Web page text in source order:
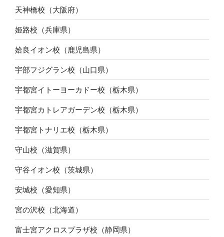
天神橋校（大阪府）
姫路校（兵庫県）
姶良イオン校（鹿児島県）
宇部フジグラン校（山口県）
宇都宮イトーヨーカドー校（栃木県）
宇都宮カトレアガーデン校（栃木県）
宇都宮トナリエ校（栃木県）
守山校（滋賀県）
守谷イオン校（茨城県）
安城校（愛知県）
宮の沢校（北海道）
富士宮アクロスプラザ校（静岡県）